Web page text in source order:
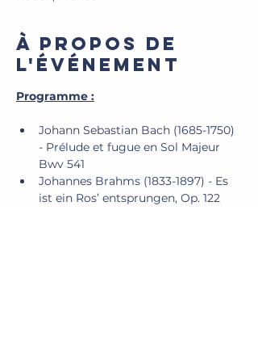
À propos de
l'événement
Programme :
Johann Sebastian Bach (1685-1750)
- Prélude et fugue en Sol Majeur
Bwv 541
Johannes Brahms (1833-1897) - Es
ist ein Ros’ entsprungen, Op. 122